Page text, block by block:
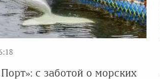
с заботой о морских